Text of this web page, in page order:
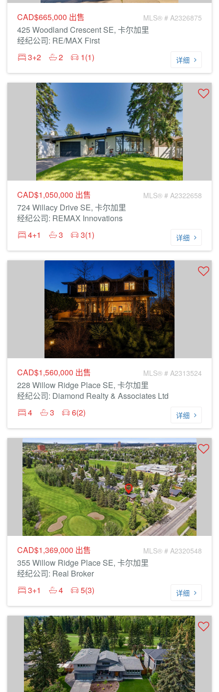
CAD$665,000 出售 MLS® # A2326875
425 Woodland Crescent SE, 卡尔加里
经纪公司: RE/MAX First
3+2
2 1(1) 详细
CAD$1,050,000 出售 MLS® # A2322658
724 Willacy Drive SE, 卡尔加里
经纪公司: REMAX Innovations
4+1
3 3(1) 详细
CAD$1,560,000 出售 MLS® # A2313524
228 Willow Ridge Place SE, 卡尔加里
经纪公司: Diamond Realty & Associates Ltd
4
3 6(2) 详细
CAD$1,369,000 出售 MLS® # A2320548
355 Willow Ridge Place SE, 卡尔加里
经纪公司: Real Broker
3+1
4 5(3) 详细